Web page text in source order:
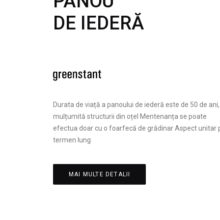
DE IEDERĂ
Durata de viață a panoului de iederă este de 50 de ani,
mulțumită structurii din oțel Mentenanța se poate
efectua doar cu o foarfecă de grădinar Aspect unitar
termen lung
MAI MULTE DETALII